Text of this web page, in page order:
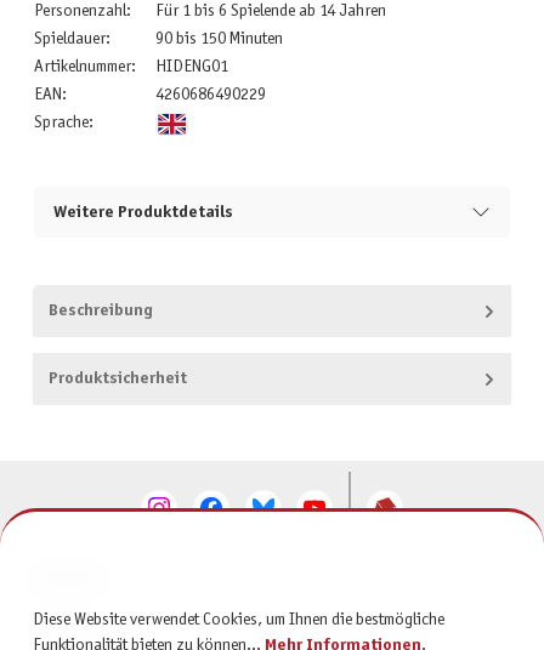
Personenzahl:
Für 1 bis 6 Spielende ab 14 Jahren
Spieldauer:
90 bis 150 Minuten
Artikelnummer:
HIDENG01
EAN:
4260686490229
Sprache:
Weitere Produktdetails
Beschreibung
Produktsicherheit
SERVICE
Diese Website verwendet Cookies, um Ihnen die bestmögliche
Funktionalität bieten zu können... Mehr Informationen.